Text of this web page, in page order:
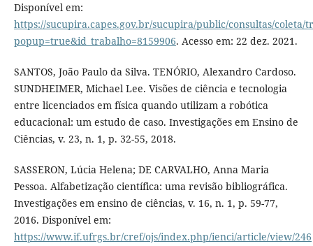
Disponível em:
https://sucupira.capes.gov.br/sucupira/public/consultas/coleta/
popup=true&id_trabalho=8159906. Acesso em: 22 dez. 2021.
SANTOS, João Paulo da Silva. TENÓRIO, Alexandro Cardoso.
SUNDHEIMER, Michael Lee. Visões de ciência e tecnologia
entre licenciados em física quando utilizam a robótica
educacional: um estudo de caso. Investigações em Ensino de
Ciências, v. 23, n. 1, p. 32-55, 2018.
SASSERON, Lúcia Helena; DE CARVALHO, Anna Maria
Pessoa. Alfabetização científica: uma revisão bibliográfica.
Investigações em ensino de ciências, v. 16, n. 1, p. 59-77,
2016. Disponível em:
https://www.if.ufrgs.br/cref/ojs/index.php/ienci/article/view/246